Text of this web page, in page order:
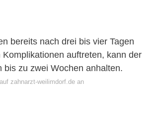
bereits nach drei bis vier Tagen
auftreten, kann der
zu zwei Wochen anhalten.
zahnarzt-weilimdorf.de an